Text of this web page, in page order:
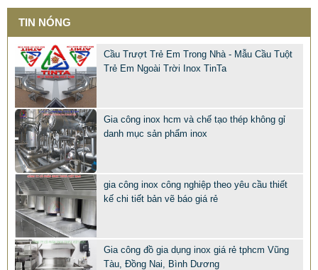
TINTA XƯỞNG GIA CÔNG BỒN CÔNG NGHIỆP INOX 304
CHẤT LƯỢNG CAO
TIN NÓNG
Cầu Trượt Trẻ Em Trong Nhà - Mẫu Cầu Tuột
Trẻ Em Ngoài Trời Inox TinTa
Gia công inox hcm và chế tạo thép không gỉ
danh mục sản phẩm inox
gia công inox công nghiệp theo yêu cầu thiết
kế chi tiết bản vẽ báo giá rẻ
Gia công đồ gia dụng inox giá rẻ tphcm Vũng
Tàu, Đồng Nai, Bình Dương